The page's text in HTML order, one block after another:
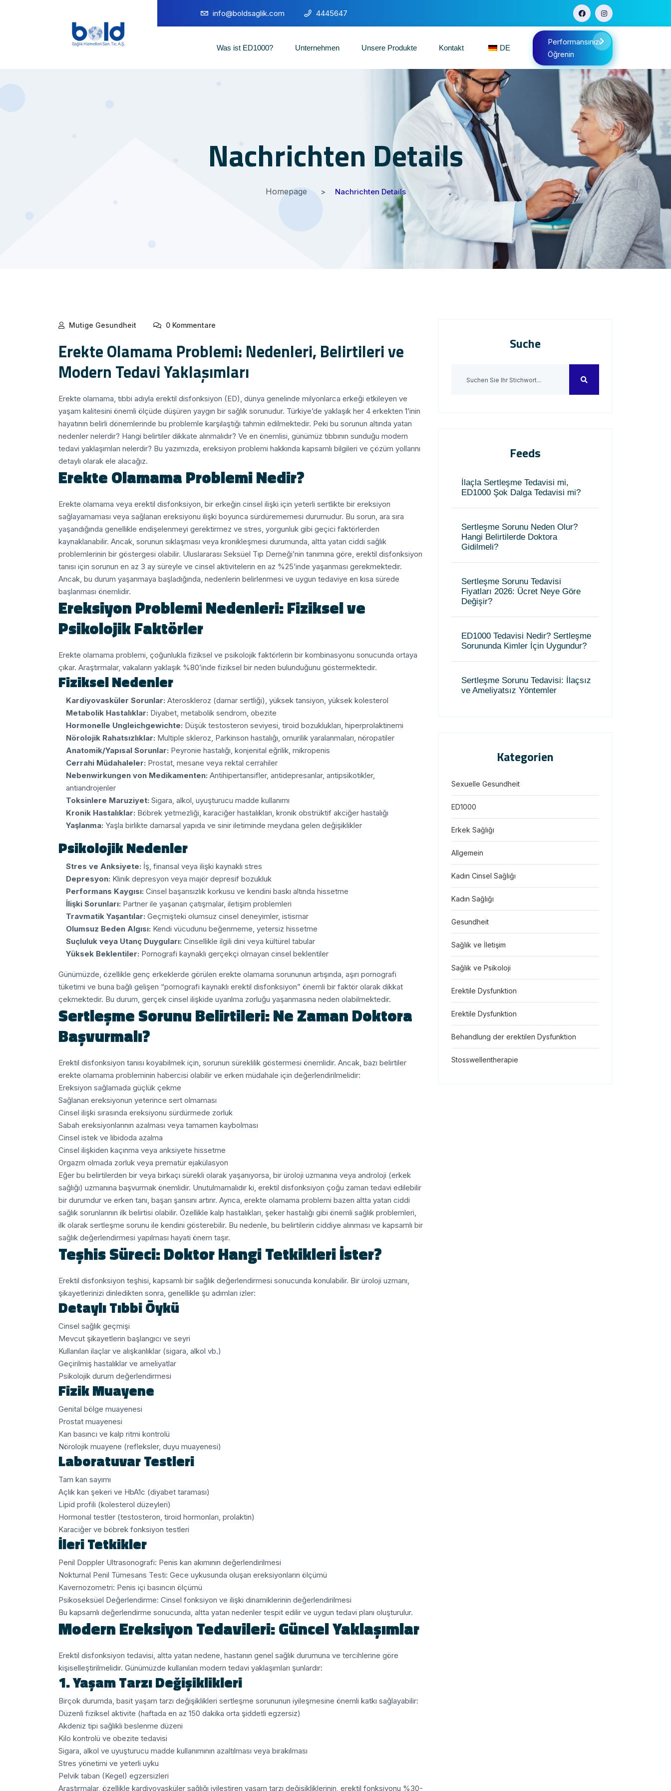
info@boldsaglik.com 4445647
Was ist ED1000? Unternehmen Unsere Produkte Kontakt DE
Performansınızı
Öğrenin
Nachrichten Details
Homepage Nachrichten Details
Mutige Gesundheit 0 Kommentare
Erekte Olamama Problemi: Nedenleri, Belirtileri ve
Modern Tedavi Yaklaşımları
Erekte olamama, tıbbi adıyla erektil disfonksiyon (ED), dünya genelinde milyonlarca erkeği etkileyen ve
yaşam kalitesini önemli ölçüde düşüren yaygın bir sağlık sorunudur. Türkiye’de yaklaşık her 4 erkekten 1’inin
hayatının belirli dönemlerinde bu problemle karşılaştığı tahmin edilmektedir. Peki bu sorunun altında yatan
nedenler nelerdir? Hangi belirtiler dikkate alınmalıdır? Ve en önemlisi, günümüz tıbbının sunduğu modern
tedavi yaklaşımları nelerdir? Bu yazımızda, ereksiyon problemi hakkında kapsamlı bilgileri ve çözüm yollarını
detaylı olarak ele alacağız.
Erekte Olamama Problemi Nedir?
Erekte olamama veya erektil disfonksiyon, bir erkeğin cinsel ilişki için yeterli sertlikte bir ereksiyon
sağlayamaması veya sağlanan ereksiyonu ilişki boyunca sürdürememesi durumudur. Bu sorun, ara sıra
yaşandığında genellikle endişelenmeyi gerektirmez ve stres, yorgunluk gibi geçici faktörlerden
kaynaklanabilir. Ancak, sorunun sıklaşması veya kronikleşmesi durumunda, altta yatan ciddi sağlık
problemlerinin bir göstergesi olabilir. Uluslararası Seksüel Tıp Derneği’nin tanımına göre, erektil disfonksiyon
tanısı için sorunun en az 3 ay süreyle ve cinsel aktivitelerin en az %25’inde yaşanması gerekmektedir.
Ancak, bu durum yaşanmaya başladığında, nedenlerin belirlenmesi ve uygun tedaviye en kısa sürede
başlanması önemlidir.
Ereksiyon Problemi Nedenleri: Fiziksel ve
Psikolojik Faktörler
Erekte olamama problemi, çoğunlukla fiziksel ve psikolojik faktörlerin bir kombinasyonu sonucunda ortaya
çıkar. Araştırmalar, vakaların yaklaşık %80’inde fiziksel bir neden bulunduğunu göstermektedir.
Fiziksel Nedenler
Kardiyovasküler Sorunlar: Ateroskleroz (damar sertliği), yüksek tansiyon, yüksek kolesterol
Metabolik Hastalıklar: Diyabet, metabolik sendrom, obezite
Hormonelle Ungleichgewichte: Düşük testosteron seviyesi, tiroid bozuklukları, hiperprolaktinemi
Nörolojik Rahatsızlıklar: Multiple skleroz, Parkinson hastalığı, omurilik yaralanmaları, nöropatiler
Anatomik/Yapısal Sorunlar: Peyronie hastalığı, konjenital eğrilik, mikropenis
Cerrahi Müdahaleler: Prostat, mesane veya rektal cerrahiler
Nebenwirkungen von Medikamenten: Antihipertansifler, antidepresanlar, antipsikotikler,
antiandrojenler
Toksinlere Maruziyet: Sigara, alkol, uyuşturucu madde kullanımı
Kronik Hastalıklar: Böbrek yetmezliği, karaciğer hastalıkları, kronik obstrüktif akciğer hastalığı
Yaşlanma: Yaşla birlikte damarsal yapıda ve sinir iletiminde meydana gelen değişiklikler
Psikolojik Nedenler
Stres ve Anksiyete: İş, finansal veya ilişki kaynaklı stres
Depresyon: Klinik depresyon veya majör depresif bozukluk
Performans Kaygısı: Cinsel başarısızlık korkusu ve kendini baskı altında hissetme
İlişki Sorunları: Partner ile yaşanan çatışmalar, iletişim problemleri
Travmatik Yaşantılar: Geçmişteki olumsuz cinsel deneyimler, istismar
Olumsuz Beden Algısı: Kendi vücudunu beğenmeme, yetersiz hissetme
Suçluluk veya Utanç Duyguları: Cinsellikle ilgili dini veya kültürel tabular
Yüksek Beklentiler: Pornografi kaynaklı gerçekçi olmayan cinsel beklentiler
Günümüzde, özellikle genç erkeklerde görülen erekte olamama sorununun artışında, aşırı pornografi
tüketimi ve buna bağlı gelişen “pornografi kaynaklı erektil disfonksiyon” önemli bir faktör olarak dikkat
çekmektedir. Bu durum, gerçek cinsel ilişkide uyarılma zorluğu yaşanmasına neden olabilmektedir.
Sertleşme Sorunu Belirtileri: Ne Zaman Doktora
Başvurmalı?
Erektil disfonksiyon tanısı koyabilmek için, sorunun süreklilik göstermesi önemlidir. Ancak, bazı belirtiler
erekte olamama probleminin habercisi olabilir ve erken müdahale için değerlendirilmelidir:
Ereksiyon sağlamada güçlük çekme
Sağlanan ereksiyonun yeterince sert olmaması
Cinsel ilişki sırasında ereksiyonu sürdürmede zorluk
Sabah ereksiyonlarının azalması veya tamamen kaybolması
Cinsel istek ve libidoda azalma
Cinsel ilişkiden kaçınma veya anksiyete hissetme
Orgazm olmada zorluk veya prematür ejakülasyon
Eğer bu belirtilerden bir veya birkaçı sürekli olarak yaşanıyorsa, bir üroloji uzmanına veya androloji (erkek
sağlığı) uzmanına başvurmak önemlidir. Unutulmamalıdır ki, erektil disfonksiyon çoğu zaman tedavi edilebilir
bir durumdur ve erken tanı, başarı şansını artırır. Ayrıca, erekte olamama problemi bazen altta yatan ciddi
sağlık sorunlarının ilk belirtisi olabilir. Özellikle kalp hastalıkları, şeker hastalığı gibi önemli sağlık problemleri,
ilk olarak sertleşme sorunu ile kendini gösterebilir. Bu nedenle, bu belirtilerin ciddiye alınması ve kapsamlı bir
sağlık değerlendirmesi yapılması hayati önem taşır.
Teşhis Süreci: Doktor Hangi Tetkikleri İster?
Erektil disfonksiyon teşhisi, kapsamlı bir sağlık değerlendirmesi sonucunda konulabilir. Bir üroloji uzmanı,
şikayetlerinizi dinledikten sonra, genellikle şu adımları izler:
Detaylı Tıbbi Öykü
Cinsel sağlık geçmişi
Mevcut şikayetlerin başlangıcı ve seyri
Kullanılan ilaçlar ve alışkanlıklar (sigara, alkol vb.)
Geçirilmiş hastalıklar ve ameliyatlar
Psikolojik durum değerlendirmesi
Fizik Muayene
Genital bölge muayenesi
Prostat muayenesi
Kan basıncı ve kalp ritmi kontrolü
Nörolojik muayene (refleksler, duyu muayenesi)
Laboratuvar Testleri
Tam kan sayımı
Açlık kan şekeri ve HbA1c (diyabet taraması)
Lipid profili (kolesterol düzeyleri)
Hormonal testler (testosteron, tiroid hormonları, prolaktin)
Karaciğer ve böbrek fonksiyon testleri
İleri Tetkikler
Penil Doppler Ultrasonografi: Penis kan akımının değerlendirilmesi
Nokturnal Penil Tümesans Testi: Gece uykusunda oluşan ereksiyonların ölçümü
Kavernozometri: Penis içi basıncın ölçümü
Psikoseksüel Değerlendirme: Cinsel fonksiyon ve ilişki dinamiklerinin değerlendirilmesi
Bu kapsamlı değerlendirme sonucunda, altta yatan nedenler tespit edilir ve uygun tedavi planı oluşturulur.
Modern Ereksiyon Tedavileri: Güncel Yaklaşımlar
Erektil disfonksiyon tedavisi, altta yatan nedene, hastanın genel sağlık durumuna ve tercihlerine göre
kişiselleştirilmelidir. Günümüzde kullanılan modern tedavi yaklaşımları şunlardır:
1. Yaşam Tarzı Değişiklikleri
Birçok durumda, basit yaşam tarzı değişiklikleri sertleşme sorununun iyileşmesine önemli katkı sağlayabilir:
Düzenli fiziksel aktivite (haftada en az 150 dakika orta şiddetli egzersiz)
Akdeniz tipi sağlıklı beslenme düzeni
Kilo kontrolü ve obezite tedavisi
Sigara, alkol ve uyuşturucu madde kullanımının azaltılması veya bırakılması
Stres yönetimi ve yeterli uyku
Pelvik taban (Kegel) egzersizleri
Araştırmalar, özellikle kardiyovasküler sağlığı iyileştiren yaşam tarzı değişikliklerinin, erektil fonksiyonu %30-
Suche
Feeds
İlaçla Sertleşme Tedavisi mi,
ED1000 Şok Dalga Tedavisi mi?
Sertleşme Sorunu Neden Olur?
Hangi Belirtilerde Doktora
Gidilmeli?
Sertleşme Sorunu Tedavisi
Fiyatları 2026: Ücret Neye Göre
Değişir?
ED1000 Tedavisi Nedir? Sertleşme
Sorununda Kimler İçin Uygundur?
Sertleşme Sorunu Tedavisi: İlaçsız
ve Ameliyatsız Yöntemler
Kategorien
Sexuelle Gesundheit
ED1000
Erkek Sağlığı
Allgemein
Kadın Cinsel Sağlığı
Kadın Sağlığı
Gesundheit
Sağlık ve İletişim
Sağlık ve Psikoloji
Erektile Dysfunktion
Erektile Dysfunktion
Behandlung der erektilen Dysfunktion
Stosswellentherapie